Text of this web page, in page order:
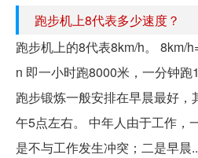
跑步机上8代表多少速度？
跑步机上的8代表8km/h。 8km/
n 即一小时跑8000米，一分钟
跑步锻炼一般安排在早晨最好
午5点左右。 中年人由于工作，
是不与工作发生冲突；二是早晨